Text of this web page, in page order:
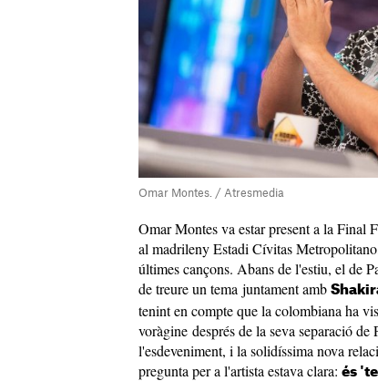
Omar Montes. / Atresmedia
Omar Montes va estar present a la Final
al madrileny Estadi Cívitas
últimes cançons. Abans de l'estiu, el de
de treure un tema juntament amb
tenint en compte que la colombiana ha
voràgine després de la seva separació
l'esdeveniment, i la solidíssima nova
pregunta per a l'artista estava clara: és